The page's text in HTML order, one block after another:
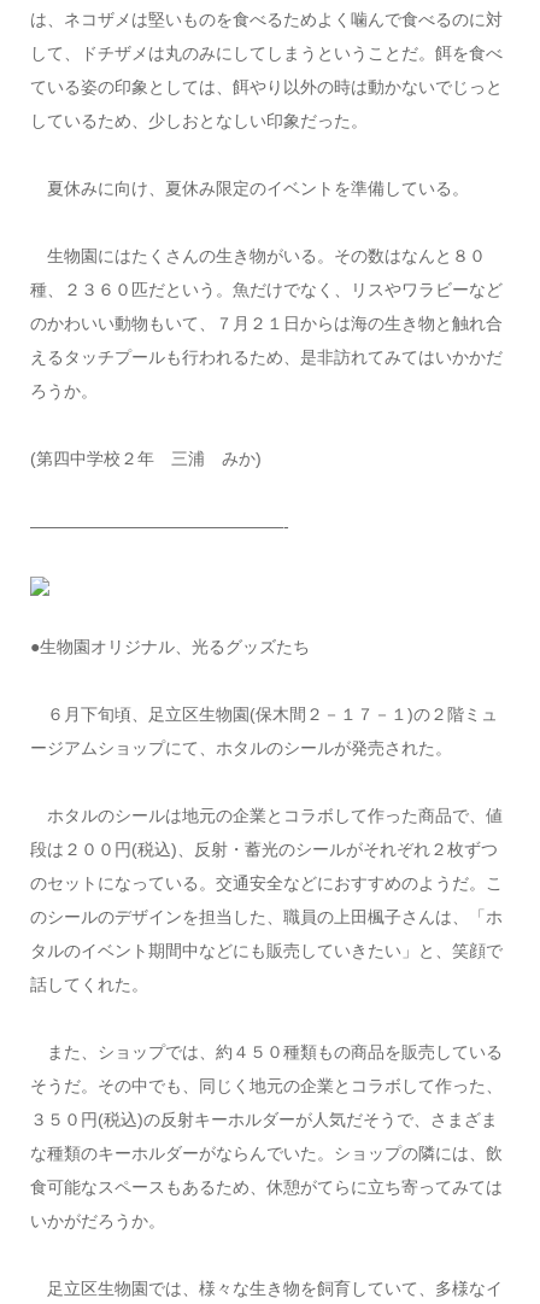
は、ネコザメは堅いものを食べるためよく噛んで食べるのに対
して、ドチザメは丸のみにしてしまうということだ。餌を食べ
ている姿の印象としては、餌やり以外の時は動かないでじっと
しているため、少しおとなしい印象だった。
夏休みに向け、夏休み限定のイベントを準備している。
生物園にはたくさんの生き物がいる。その数はなんと８０
種、２３６０匹だという。魚だけでなく、リスやワラビーなど
のかわいい動物もいて、７月２１日からは海の生き物と触れ合
えるタッチプールも行われるため、是非訪れてみてはいかかだ
ろうか。
(第四中学校２年 三浦 みか)
———————————————-
●生物園オリジナル、光るグッズたち
６月下旬頃、足立区生物園(保木間２－１７－１)の２階ミュ
ージアムショップにて、ホタルのシールが発売された。
ホタルのシールは地元の企業とコラボして作った商品で、値
段は２００円(税込)、反射・蓄光のシールがそれぞれ２枚ずつ
のセットになっている。交通安全などにおすすめのようだ。こ
のシールのデザインを担当した、職員の上田楓子さんは、「ホ
タルのイベント期間中などにも販売していきたい」と、笑顔で
話してくれた。
また、ショップでは、約４５０種類もの商品を販売している
そうだ。その中でも、同じく地元の企業とコラボして作った、
３５０円(税込)の反射キーホルダーが人気だそうで、さまざま
な種類のキーホルダーがならんでいた。ショップの隣には、飲
食可能なスペースもあるため、休憩がてらに立ち寄ってみては
いかがだろうか。
足立区生物園では、様々な生き物を飼育していて、多様なイ